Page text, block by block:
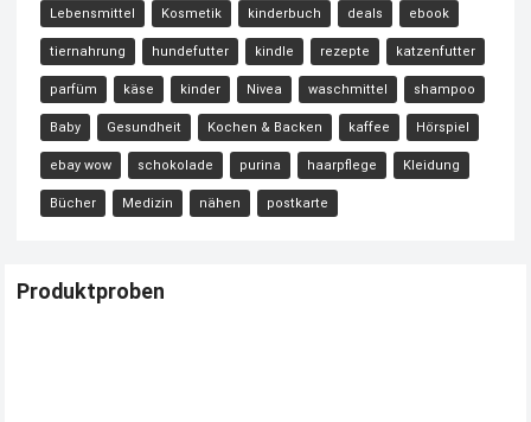
Lebensmittel Kosmetik kinderbuch deals ebook
tiernahrung hundefutter kindle rezepte katzenfutter
parfüm käse kinder Nivea waschmittel shampoo
Baby Gesundheit Kochen & Backen kaffee Hörspiel
ebay wow schokolade purina haarpflege Kleidung
Bücher Medizin nähen postkarte
Produktproben